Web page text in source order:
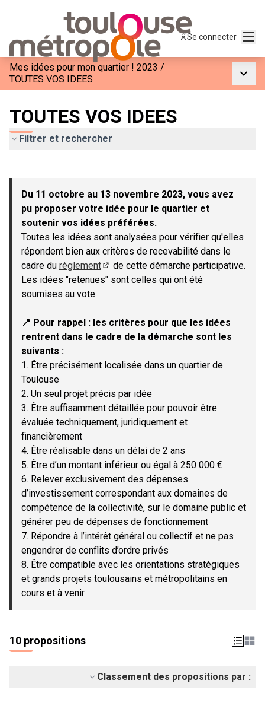
Se connecter
Mes idées pour mon quartier ! 2023 /
TOUTES VOS IDEES
TOUTES VOS IDEES
Filtrer et rechercher
−
Du 11 octobre au 13 novembre 2023, vous avez
pu proposer votre idée pour le quartier et
soutenir vos idées préférées.
Toutes les idées sont analysées pour vérifier qu'elles
répondent bien aux critères de recevabilité dans le
cadre du règlement
(Lien externe)
de cette démarche participative.
Les idées "retenues" sont celles qui ont été
soumises au vote.
📍 Pour rappel : les critères pour que les idées
rentrent dans le cadre de la démarche sont les
suivants :
1. Être précisément localisée dans un quartier de
Toulouse
2. Un seul projet précis par idée
3. Être suffisamment détaillée pour pouvoir être
évaluée techniquement, juridiquement et
financièrement
4. Être réalisable dans un délai de 2 ans
5. Être d’un montant inférieur ou égal à 250 000 €
6. Relever exclusivement des dépenses
d’investissement correspondant aux domaines de
compétence de la collectivité, sur le domaine public et
générer peu de dépenses de fonctionnement
7. Répondre à l’intérêt général ou collectif et ne pas
engendrer de conflits d’ordre privés
8. Être compatible avec les orientations stratégiques
et grands projets toulousains et métropolitains en
cours et à venir
10 propositions
Classement des propositions par :